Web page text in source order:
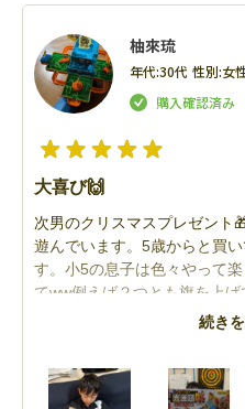
柚來琉
年代:30代 性別:女
大喜び🙌
次男のクリスマスプレゼント
遊んでいます。5歳からと買
す。小5の息子は色々やって
てww例えば２つとも旗を上
か、一周してきてから助けに
続き